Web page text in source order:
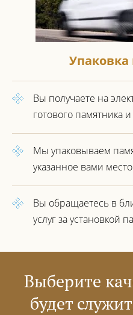
Упаковка
Вы получаете на
готового памятника
Мы упаковываем
указанное вами место
Вы обращаетесь в
услуг за установкой
Выберите
будет